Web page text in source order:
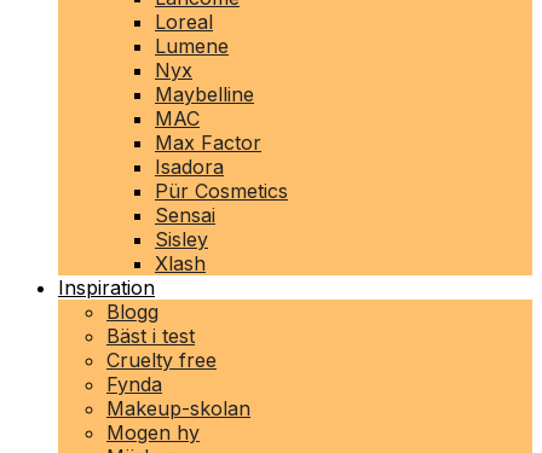
Loreal
Lumene
Nyx
Maybelline
MAC
Max Factor
Isadora
Pür Cosmetics
Sensai
Sisley
Xlash
Inspiration
Blogg
Bäst i test
Cruelty free
Fynda
Makeup-skolan
Mogen hy